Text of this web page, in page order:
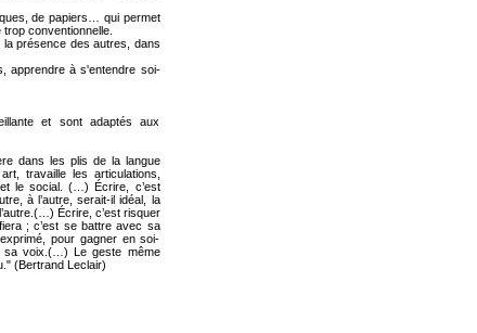
de papiers… qui permet
conventionnelle.
la présence des autres, dans
apprendre à s'entendre soi-
et sont adaptés aux
dans les plis de la langue
travaille les articulations,
et le social. (…) Écrire, c’est
à l’autre, serait-il idéal, la
Écrire, c’est risquer
; c’est se battre avec sa
pour gagner en soi-
sa voix.(…) Le geste même
(Bertrand Leclair)